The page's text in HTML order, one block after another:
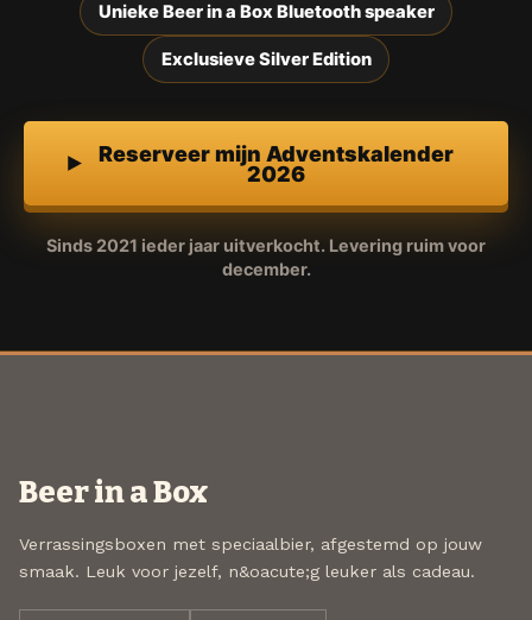
Unieke Beer in a Box Bluetooth speaker
Exclusieve Silver Edition
Reserveer mijn Adventskalender
2026
Sinds 2021 ieder jaar uitverkocht. Levering ruim voor
december.
Beer in a Box
Verrassingsboxen met speciaalbier, afgestemd op jouw
smaak. Leuk voor jezelf, n&oacute;g leuker als cadeau.